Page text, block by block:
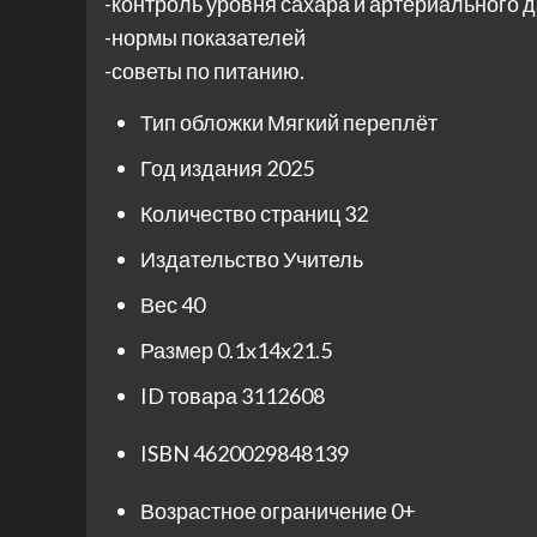
-нормы показателей
-советы по питанию.
Тип обложки Мягкий переплёт
Год издания 2025
Количество страниц32
ИздательствоУчитель
Вес40
Размер0.1x14x21.5
ID товара 3112608
ISBN4620029848139
Возрастное ограничение0+